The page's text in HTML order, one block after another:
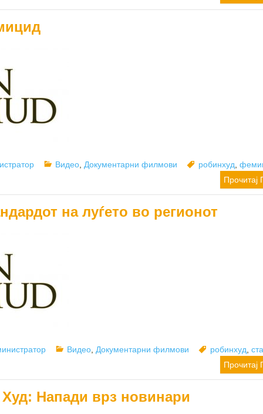
Categories
Видео Документарни филмови Tags
робинхуд ,
Прочитај
на луѓето во регионот
Categories
Видео Документарни филмови Tags
робинхуд ,
Прочитај
Напади врз новинари